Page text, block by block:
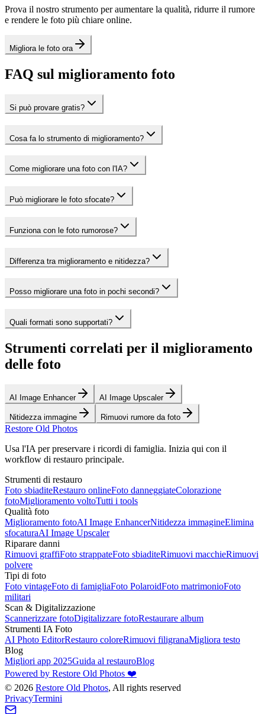
Prova il nostro strumento per aumentare la qualità, ridurre il rumore
e rendere le foto più chiare online.
Migliora le foto ora
FAQ sul miglioramento foto
Si può provare gratis?
Cosa fa lo strumento di miglioramento?
Come migliorare una foto con l'IA?
Può migliorare le foto sfocate?
Funziona con le foto rumorose?
Differenza tra miglioramento e nitidezza?
Posso migliorare una foto in pochi secondi?
Quali formati sono supportati?
Strumenti correlati per il miglioramento
delle foto
AI Image Enhancer AI Image Upscaler
Nitidezza immagine Rimuovi rumore da foto
Restore Old Photos
Usa l'IA per preservare i ricordi di famiglia. Inizia qui con il
workflow di restauro principale.
Strumenti di restauro
Foto sbiaditeRestauro onlineFoto danneggiateColorazione
fotoMiglioramento voltoTutti i tools
Qualità foto
Miglioramento fotoAI Image EnhancerNitidezza immagineElimina
sfocaturaAI Image Upscaler
Riparare danni
Rimuovi graffiFoto strappateFoto sbiaditeRimuovi macchieRimuovi
polvere
Tipi di foto
Foto vintageFoto di famigliaFoto PolaroidFoto matrimonioFoto
militari
Scan & Digitalizzazione
Scannerizzare fotoDigitalizzare fotoRestaurare album
Strumenti IA Foto
AI Photo EditorRestauro coloreRimuovi filigranaMigliora testo
Blog
Migliori app 2025Guida al restauroBlog
Powered by Restore Old Photos ❤️
© 2026 Restore Old Photos, All rights reserved
PrivacyTermini